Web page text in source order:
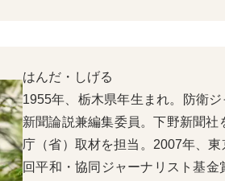
はんだ・しげる
1955年、栃木県年生まれ。防衛
新聞論説兼編集委員。下野新聞
庁（省）取材を担当。2007年、
回平和・協同ジャーナリスト基